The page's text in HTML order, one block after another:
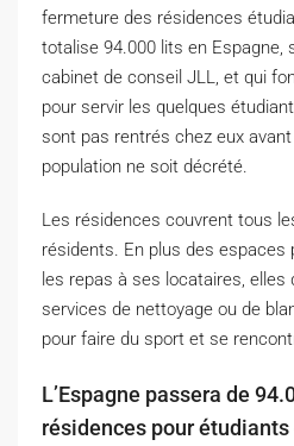
fermeture des résidences
totalise 94.000 lits en Espagne,
cabinet de conseil JLL, et qui
pour servir les quelques
sont pas rentrés chez eux
population ne soit décrété.
Les résidences couvrent tous
résidents. En plus des
les repas à ses locataires,
services de nettoyage ou de
pour faire du sport et se
L’Espagne passera de
résidences pour